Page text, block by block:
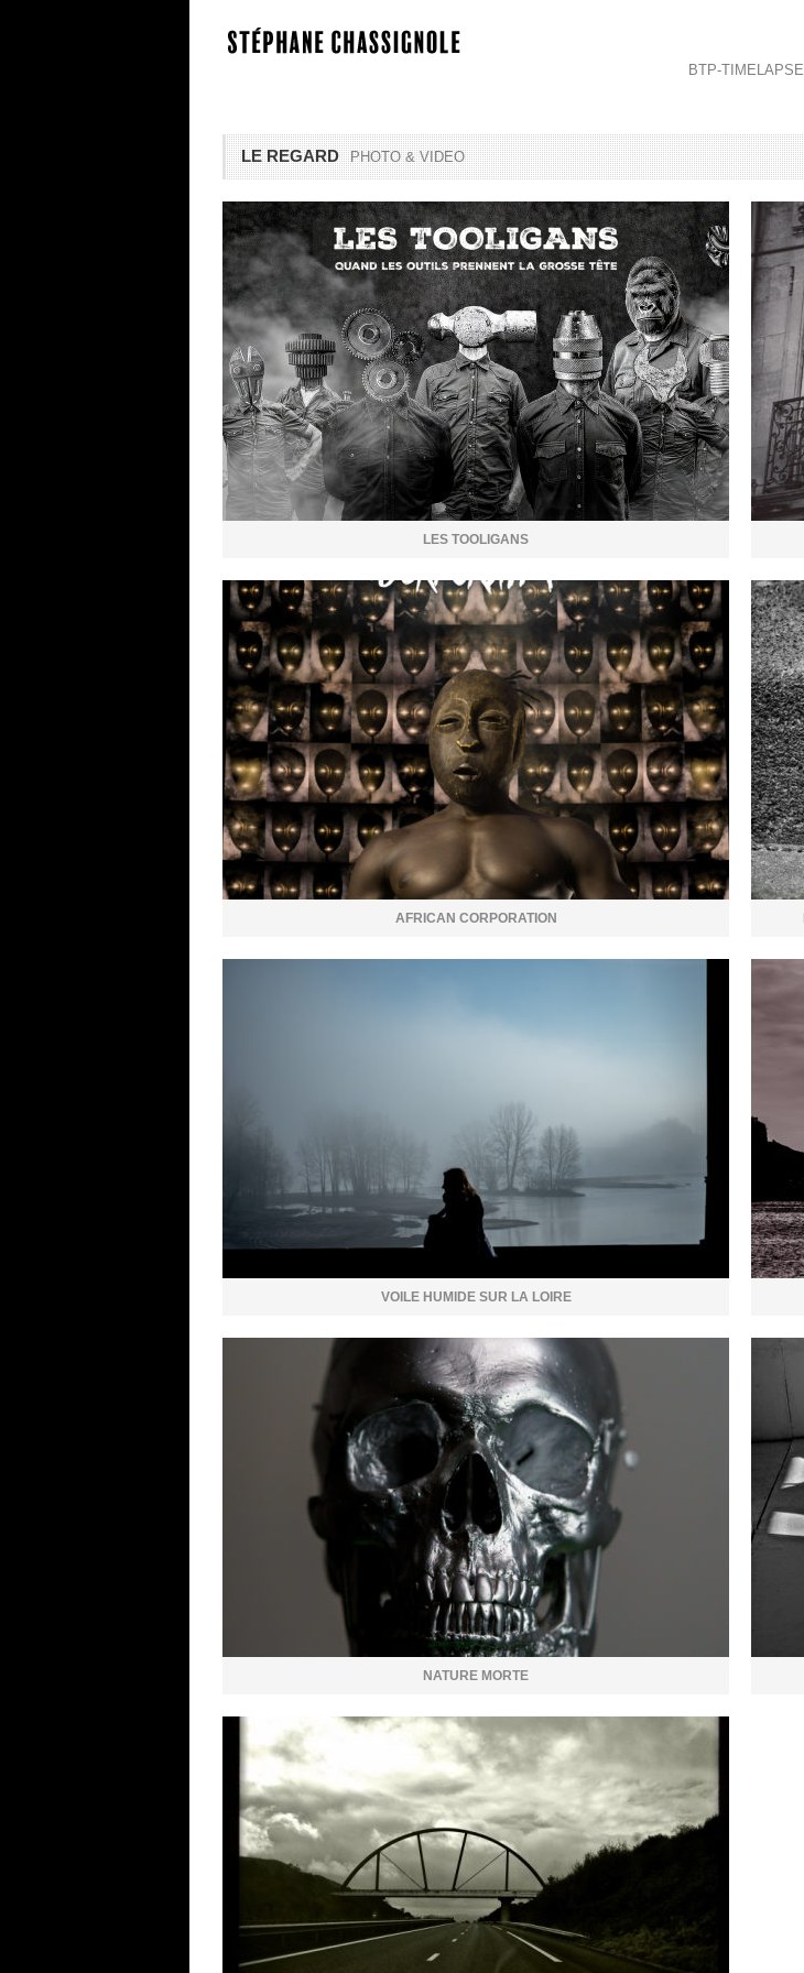
BTP-TIMELAPSE
LE REGARD PHOTO & VIDEO
LES TOOLIGANS
AFRICAN CORPORATION
VOILE HUMIDE SUR LA LOIRE
NATURE MORTE